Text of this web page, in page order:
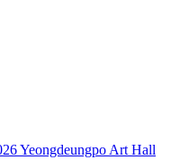
Yeongdeungpo Art Hall